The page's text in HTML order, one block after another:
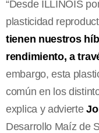
“Desde ILLINOIS
plasticidad
tienen nuestros
rendimiento, a
embargo, esta
común en los
explica y advierte
Desarrollo Maíz de